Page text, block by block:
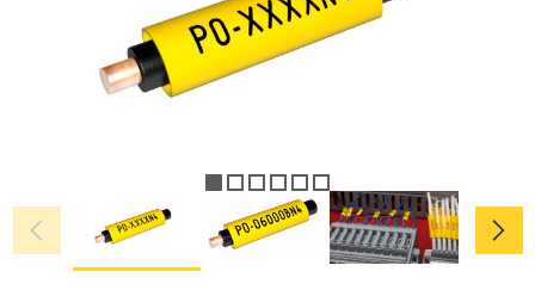
chevron_left chevron_right